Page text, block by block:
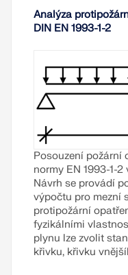
Analýza
DIN EN 1993-1-2
Posouzení požární
normy EN 1993-1-2
Návrh se provádí
výpočtu pro mezní
protipožární
fyzikálními
plynu lze zvolit
křivku, křivku